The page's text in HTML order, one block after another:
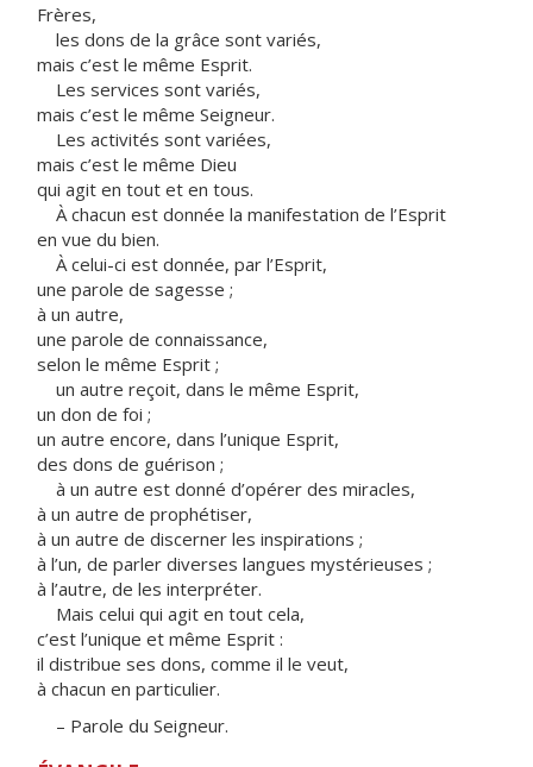
Frères,
les dons de la grâce sont variés,
mais c’est le même Esprit.
Les services sont variés,
mais c’est le même Seigneur.
Les activités sont variées,
mais c’est le même Dieu
qui agit en tout et en tous.
À chacun est donnée la manifestation de l’Esprit
en vue du bien.
À celui-ci est donnée, par l’Esprit,
une parole de sagesse ;
à un autre,
une parole de connaissance,
selon le même Esprit ;
un autre reçoit, dans le même Esprit,
un don de foi ;
un autre encore, dans l’unique Esprit,
des dons de guérison ;
à un autre est donné d’opérer des miracles,
à un autre de prophétiser,
à un autre de discerner les inspirations ;
à l’un, de parler diverses langues mystérieuses ;
à l’autre, de les interpréter.
Mais celui qui agit en tout cela,
c’est l’unique et même Esprit :
il distribue ses dons, comme il le veut,
à chacun en particulier.
– Parole du Seigneur.